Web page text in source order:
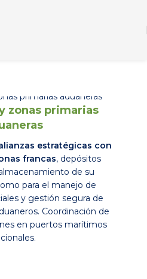
zonas primarias
estratégicas con
francas, depósitos
de su
para el manejo de
y gestión segura de
Coordinación de
en puertos marítimos